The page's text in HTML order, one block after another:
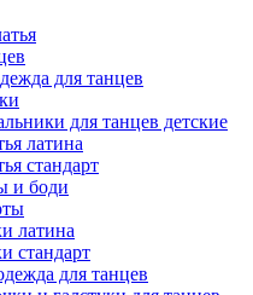
для танцев
для танцев детские
латина
стандарт
и боди
латина
стандарт
для танцев